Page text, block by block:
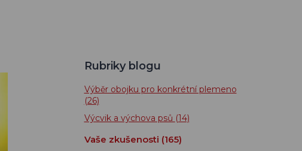
Rubriky blogu
Výběr obojku pro konkrétní plemeno
(26)
Výcvik a výchova psů (14)
Vaše zkušenosti (165)